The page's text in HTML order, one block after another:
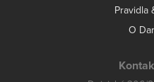
Pravidla
O